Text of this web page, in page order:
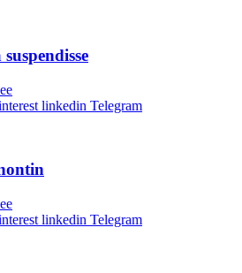
linkedin Telegram
linkedin Telegram